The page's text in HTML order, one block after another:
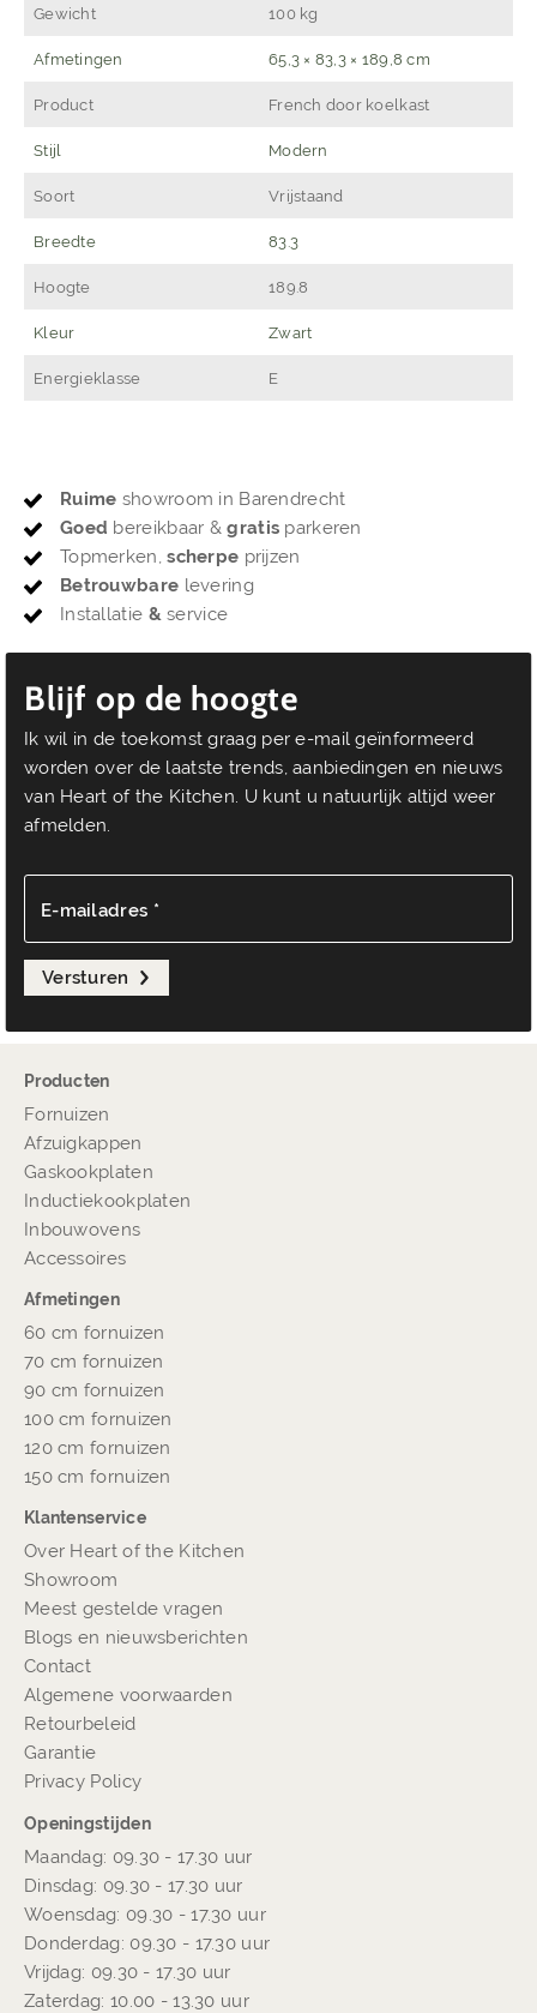
Gewicht 100 kg
Afmetingen 65,3 × 83,3 × 189,8 cm
Product French door koelkast
Stijl Modern
Soort Vrijstaand
Breedte 83.3
Hoogte 189.8
Kleur Zwart
Energieklasse E
Ruime showroom in Barendrecht
Goed bereikbaar &gratis parkeren
Topmerken,scherpe prijzen
Betrouwbare levering
Installatie & service
Blijf op de hoogte
Ik wil in de toekomst graag per e-mail geïnformeerd
worden over de laatste trends, aanbiedingen en nieuws
van Heart of the Kitchen. U kunt u natuurlijk altijd weer
afmelden.
E-mailadres *
Versturen
Producten
Fornuizen
Afzuigkappen
Gaskookplaten
Inductiekookplaten
Inbouwovens
Accessoires
Afmetingen
60 cm fornuizen
70 cm fornuizen
90 cm fornuizen
100 cm fornuizen
120 cm fornuizen
150 cm fornuizen
Klantenservice
Over Heart of the Kitchen
Showroom
Meest gestelde vragen
Blogs en nieuwsberichten
Contact
Algemene voorwaarden
Retourbeleid
Garantie
Privacy Policy
Openingstijden
Maandag: 09.30 - 17.30 uur
Dinsdag: 09.30 - 17.30 uur
Woensdag: 09.30 - 17.30 uur
Donderdag: 09.30 - 17.30 uur
Vrijdag: 09.30 - 17.30 uur
Zaterdag: 10.00 - 13.30 uur